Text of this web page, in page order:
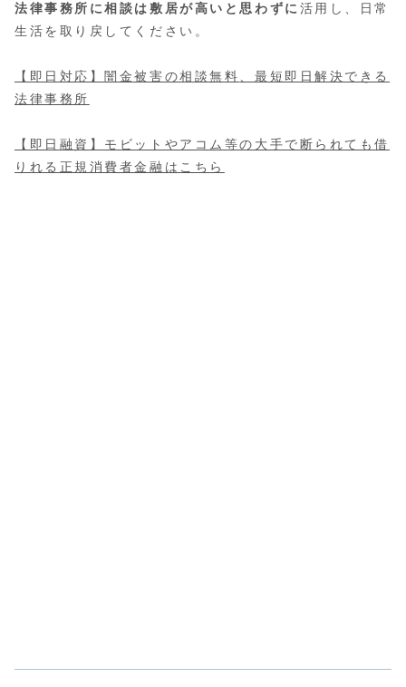
法律事務所に相談は敷居が高いと思わずに 活用し、日常
生活を取り戻してください。
【即日対応】 闇金被害の相談無料
、最短即日解決できる
法律事務所
【即日融資】モビットやアコム等の大手で断られても借
りれる正規消費者金融はこちら